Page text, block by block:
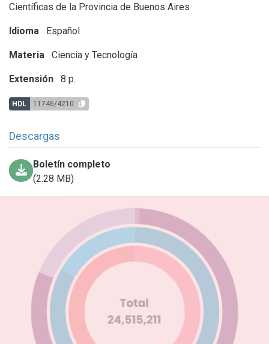
Científicas de la Provincia de Buenos Aires
Idioma Español
Materia Ciencia y Tecnología
Extensión 8 p.
HDL 11746/4210
Descargas
Boletín completo
(2.28 MB)